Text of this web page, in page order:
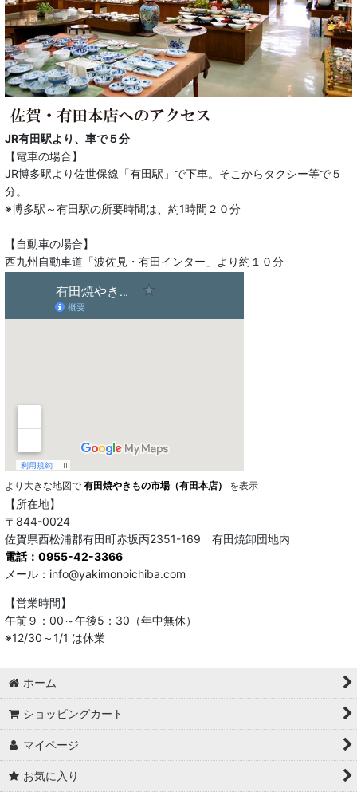
JR有田駅より、車で５分
【電車の場合】
JR博多駅より佐世保線「有田駅」で下車。そこからタクシー等で５
分。
※博多駅～有田駅の所要時間は、約1時間２０分
【自動車の場合】
西九州自動車道「波佐見・有田インター」より約１０分
より大きな地図で 有田焼やきもの市場（有田本店） を表示
【所在地】
〒844-0024
佐賀県西松浦郡有田町赤坂丙2351-169 有田焼卸団地内
電話：0955-42-3366
メール：info@yakimonoichiba.com
【営業時間】
午前９：00～午後5：30（年中無休）
※12/30～1/1 は休業
ホーム
ショッピングカート
マイページ
お気に入り